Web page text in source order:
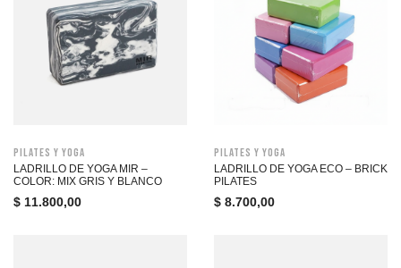
Pilates y Yoga
LADRILLO DE YOGA MIR –
COLOR: MIX GRIS Y BLANCO
$ 11.800,00
Pilates y Yoga
LADRILLO DE YOGA ECO – BRICK
PILATES
$ 8.700,00